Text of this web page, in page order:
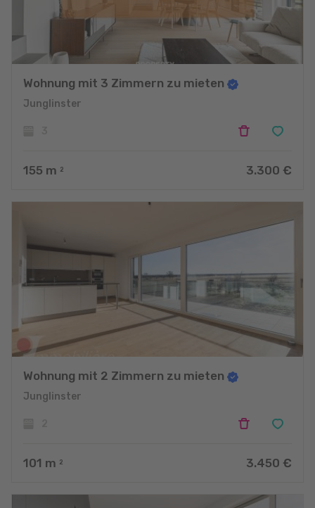
Wohnung mit 3 Zimmern zu mieten
Junglinster
155 m 2 3.300 €
Wohnung mit 2 Zimmern zu mieten
Junglinster
101 m 2 3.450 €